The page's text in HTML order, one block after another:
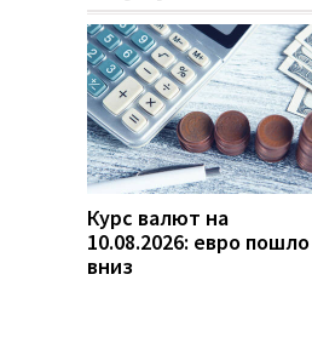
Курс валют на
10.08.2026: евро пошло
вниз